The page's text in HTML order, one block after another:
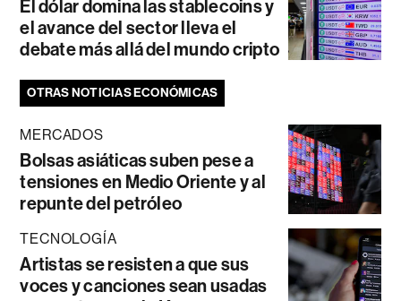
El dólar domina las stablecoins y
el avance del sector lleva el
debate más allá del mundo cripto
OTRAS NOTICIAS ECONÓMICAS
MERCADOS
Bolsas asiáticas suben pese a
tensiones en Medio Oriente y al
repunte del petróleo
TECNOLOGÍA
Artistas se resisten a que sus
voces y canciones sean usadas